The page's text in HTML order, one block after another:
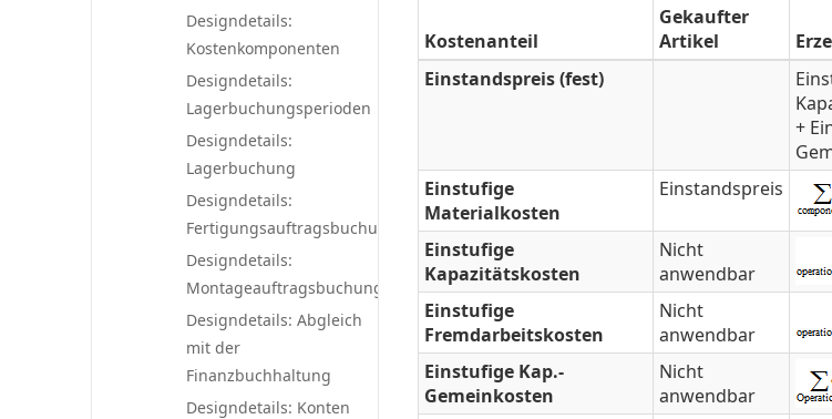
Designdetails:
Kostenkomponenten
Designdetails:
Lagerbuchungsperioden
Designdetails:
Lagerbuchung
Designdetails:
Fertigungsauftragsbuchung
Designdetails:
Montageauftragsbuchung
Designdetails: Abgleich
mit der
Finanzbuchhaltung
Designdetails: Konten
Kostenanteil
Gekaufter
Artikel
Einstandspreis (fest)
+
Einstufige
Materialkosten
Einstandspreis
Einstufige
Kapazitätskosten
Nicht
anwendbar
Einstufige
Fremdarbeitskosten
Nicht
anwendbar
Einstufige Kap.-
Gemeinkosten
Nicht
anwendbar